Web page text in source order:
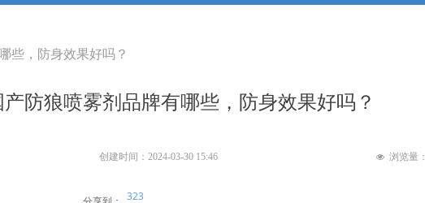
产防狼喷雾剂品牌有哪些，防身效果好吗？
323
创建时间： 2024-03-30 15:46
些，防身效果好吗？
넶 浏览量：